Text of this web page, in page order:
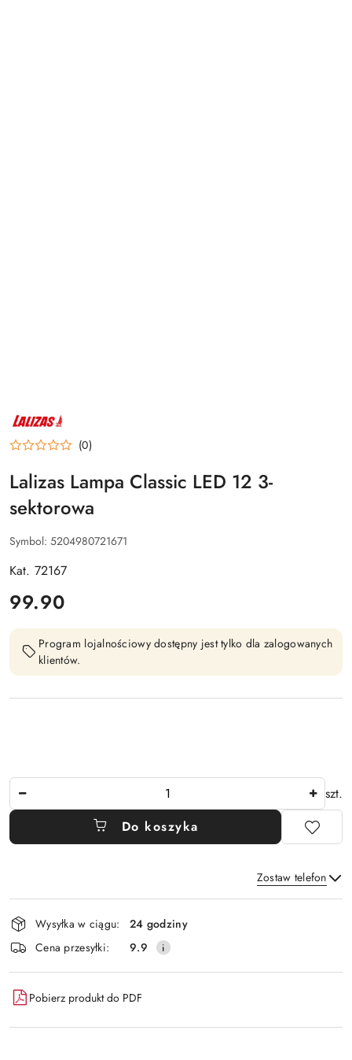
NAZWA
PRODUCENTA:
LALIZAS (0)
Lalizas Lampa Classic LED 12 3-
sektorowa
Symbol: 5204980721671
Kat. 72167
cena:
99.90
Program lojalnościowy dostępny jest tylko dla zalogowanych
klientów.
szt.
Do koszyka
Zostaw telefon
Wyślij
Dostępność
i
dostawa
Wysyłka w ciągu:
24 godziny
Cena przesyłki:
9.9
Pobierz produkt do PDF